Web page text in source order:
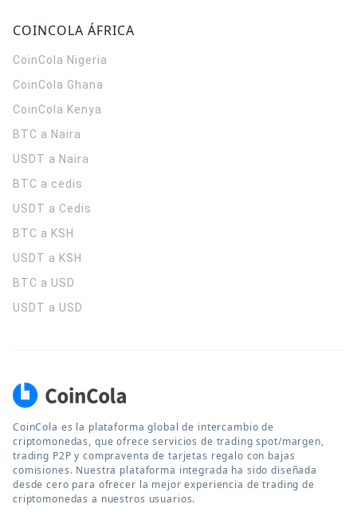
COINCOLA ÁFRICA
CoinCola Nigeria
CoinCola Ghana
CoinCola Kenya
BTC a Naira
USDT a Naira
BTC a cedis
USDT a Cedis
BTC a KSH
USDT a KSH
BTC a USD
USDT a USD
CoinCola es la plataforma global de intercambio de
criptomonedas, que ofrece servicios de trading spot/margen,
trading P2P y compraventa de tarjetas regalo con bajas
comisiones. Nuestra plataforma integrada ha sido diseñada
desde cero para ofrecer la mejor experiencia de trading de
criptomonedas a nuestros usuarios.